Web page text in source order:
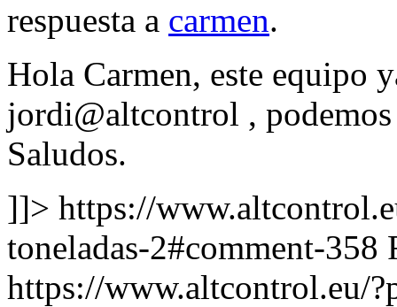
respuesta a carmen.
Hola Carmen, este equipo
jordi@altcontrol ,
Saludos.
]]> https://
toneladas-2#comment-358
https://www.altcontrol.eu/